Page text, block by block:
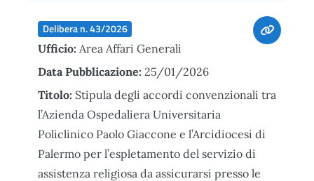
Delibera n. 43/2026
Ufficio: Area Affari Generali
Data Pubblicazione: 25/01/2026
Titolo: Stipula degli accordi convenzionali tra
l’Azienda Ospedaliera Universitaria
Policlinico Paolo Giaccone e l’Arcidiocesi di
Palermo per l’espletamento del servizio di
assistenza religiosa da assicurarsi presso le